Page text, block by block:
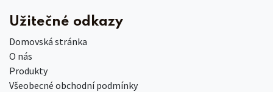
Užitečné odkazy
Domovská stránka
O nás
Produkty
Všeobecné obchodní podmínky